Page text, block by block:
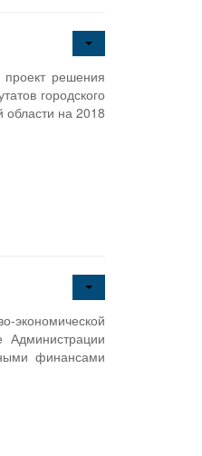
решения
городского
на 2018
экономической
Администрации
финансами